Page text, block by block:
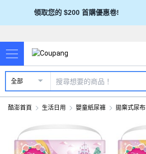
領取您的 $200 首購優惠卷!
全部
酷澎首頁 生活日用 嬰童紙尿褲 拋棄式尿布